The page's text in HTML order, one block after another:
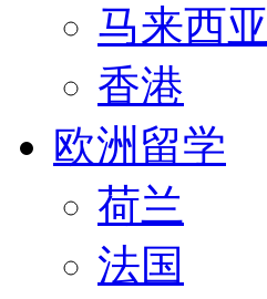
马来西亚
香港
欧洲留学
荷兰
法国